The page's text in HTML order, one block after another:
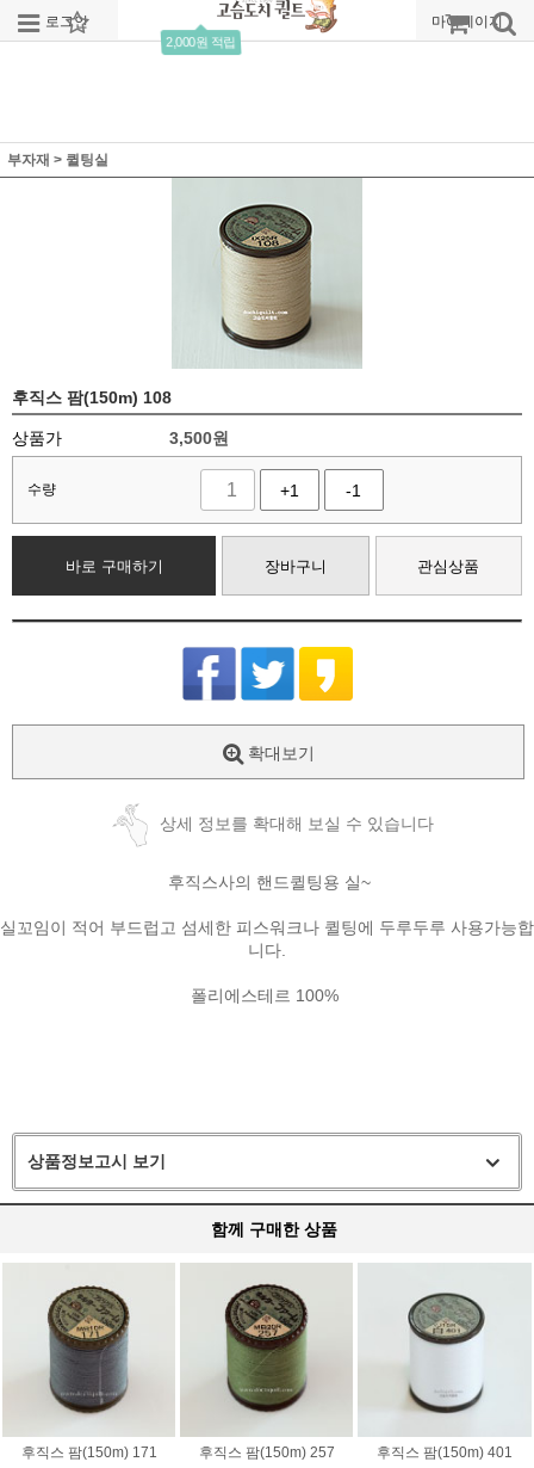
로그인 회원가입
2,000원 적립
주문조회 마이페이지
부자재 > 퀼팅실
후직스 팜(150m) 108
상품가 3,500원
수량 +1 -1
바로 구매하기 장바구니 관심상품
확대보기
상세 정보를 확대해 보실 수 있습니다
후직스사의 핸드퀼팅용 실~
실꼬임이 적어 부드럽고 섬세한 피스워크나 퀼팅에 두루두루 사용가능합
니다.
폴리에스테르 100%
상품정보고시 보기
함께 구매한 상품
후직스 팜(150m) 171
후직스 팜(150m) 257
후직스 팜(150m) 401